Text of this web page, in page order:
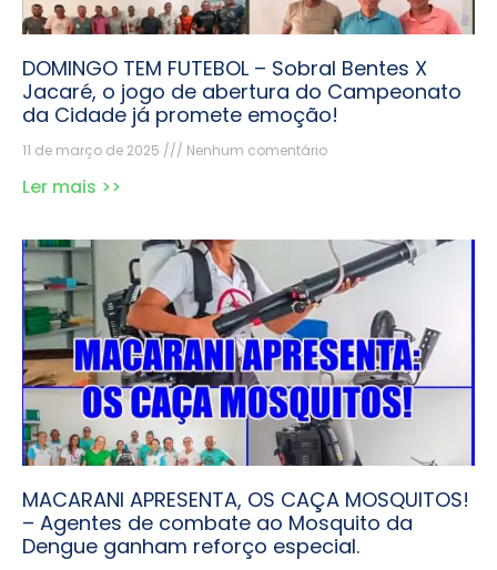
DOMINGO TEM FUTEBOL – Sobral Bentes X
Jacaré, o jogo de abertura do Campeonato
da Cidade já promete emoção!
11 de março de 2025 Nenhum comentário
Ler mais >>
MACARANI APRESENTA, OS CAÇA MOSQUITOS!
– Agentes de combate ao Mosquito da
Dengue ganham reforço especial.